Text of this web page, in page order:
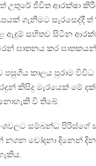
උතුරේ ජීවිත ආරක්ෂා
ගැනීමට සැරසෙද්දී
සහිතව සිටින
ඝාතනය කර
කාලය පුරාම
කිසිදු මැරයෙක් මේ
වී තිබේ.
සම්බන්ධ පිරිස්ගේ
චෝදනා දිනෙන් දින